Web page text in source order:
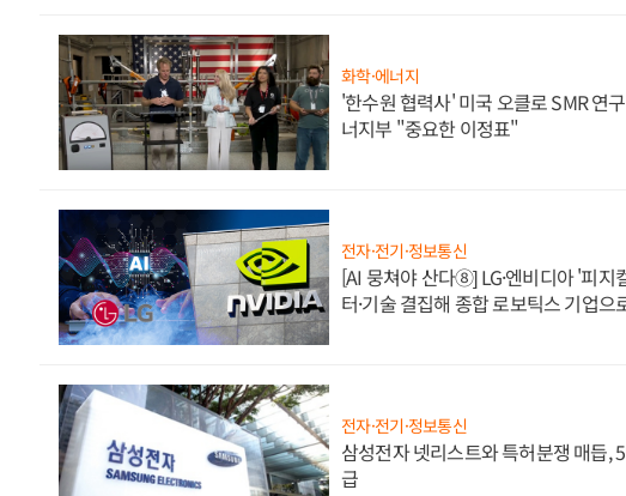
화학·에너지
'한수원 협력사' 미국 오클로 SMR 연
너지부 "중요한 이정표"
전자·전기·정보통신
[AI 뭉쳐야 산다⑧] LG·엔비디아 '피지
터·기술 결집해 종합 로보틱스 기업으
전자·전기·정보통신
삼성전자 넷리스트와 특허분쟁 매듭,
급